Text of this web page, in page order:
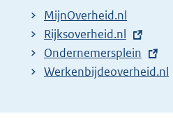
MijnOverheid.nl
E
x
t
r
Rijksoverheid.nl
E
x
e
Ondernemersplein
E
t
Werkenbijdeoverheid.nl